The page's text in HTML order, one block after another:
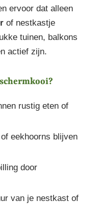
ervoor dat alleen
of nestkastje
tuinen, balkons
actief zijn.
rustig eten of
eekhoorns blijven
door
van je nestkast of